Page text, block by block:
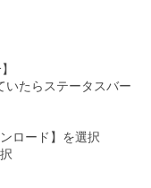
いたらステータスバー
ロード】を選択